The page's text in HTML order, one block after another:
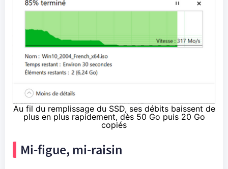
Au fil du remplissage du SSD, ses débits baissent de
plus en plus rapidement, dès 50 Go puis 20 Go
copiés
Mi-figue, mi-raisin